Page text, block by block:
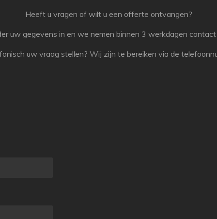
Heeft u vragen of wilt u een offerte ontvangen?
uw gegevens in en we nemen binnen 3 werkdagen contact
uw vraag stellen? Wij zijn te bereiken via de